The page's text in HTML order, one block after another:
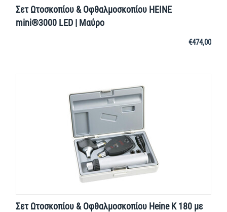
Σετ Ωτοσκοπίου & Οφθαλμοσκοπίου HEINE
mini®3000 LED | Μαύρο
€474,00
Σετ Ωτοσκοπίου & Οφθαλμοσκοπίου Heine K 180 με